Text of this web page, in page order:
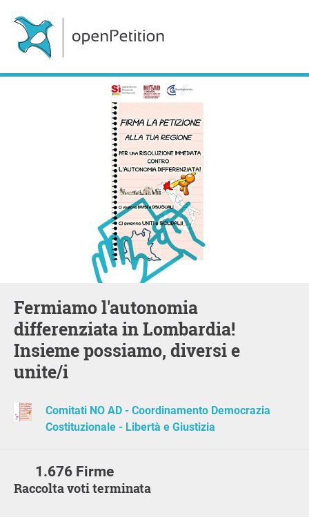
Fermiamo l'autonomia
differenziata in Lombardia!
Insieme possiamo, diversi e
unite/i
Comitati NO AD - Coordinamento Democrazia
Costituzionale - Libertà e Giustizia
1.676 Firme
Raccolta voti terminata